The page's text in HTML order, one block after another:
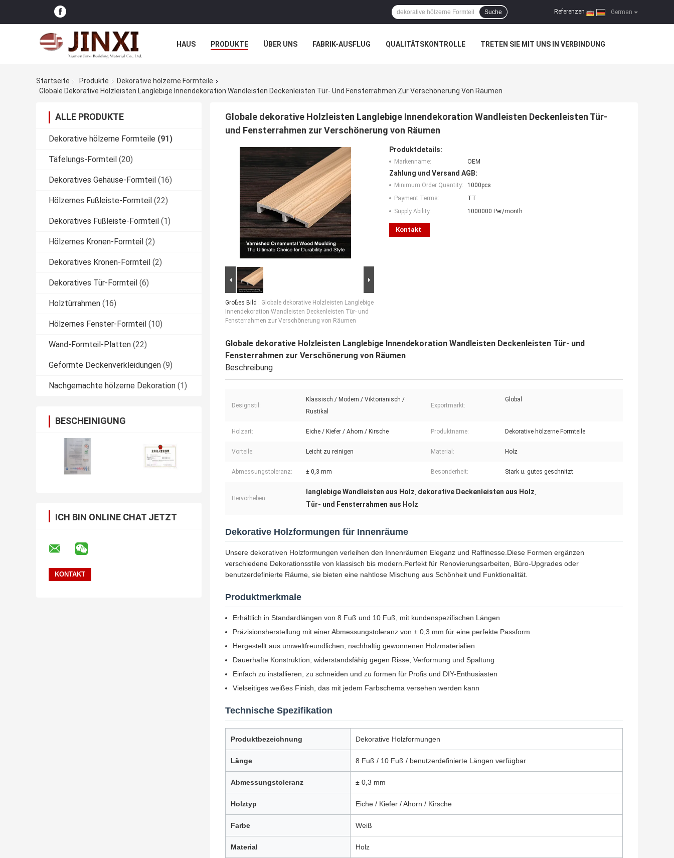
German
Referenzen |
Suche
HAUS PRODUKTE ÜBER UNS FABRIK-AUSFLUG QUALITÄTSKONTROLLE TRETEN SIE MIT UNS IN VERBINDUNG
Startseite
Produkte
Dekorative hölzerne Formteile
Globale Dekorative Holzleisten Langlebige Innendekoration Wandleisten Deckenleisten Tür- Und Fensterrahmen Zur Verschönerung Von Räumen
ALLE PRODUKTE
Dekorative hölzerne Formteile (91)
Täfelungs-Formteil (20)
Dekoratives Gehäuse-Formteil (16)
Hölzernes Fußleiste-Formteil (22)
Dekoratives Fußleiste-Formteil (1)
Hölzernes Kronen-Formteil (2)
Dekoratives Kronen-Formteil (2)
Dekoratives Tür-Formteil (6)
Holztürrahmen (16)
Hölzernes Fenster-Formteil (10)
Wand-Formteil-Platten (22)
Geformte Deckenverkleidungen (9)
Nachgemachte hölzerne Dekoration (1)
BESCHEINIGUNG
ICH BIN ONLINE CHAT JETZT
Globale dekorative Holzleisten Langlebige Innendekoration Wandleisten Deckenleisten Tür-
und Fensterrahmen zur Verschönerung von Räumen
Großes Bild : Globale dekorative Holzleisten Langlebige
Innendekoration Wandleisten Deckenleisten Tür- und
Fensterrahmen zur Verschönerung von Räumen
Produktdetails:
Markenname: OEM
Zahlung und Versand AGB:
Minimum Order Quantity:
1000pcs
Payment Terms:
TT
Supply Ability:
1000000 Per/month
Kontakt
Globale dekorative Holzleisten Langlebige Innendekoration Wandleisten Deckenleisten Tür- und
Fensterrahmen zur Verschönerung von Räumen
Beschreibung
Designstil:
Klassisch / Modern / Viktorianisch /
Rustikal
Exportmarkt:
Global
Holzart: Eiche / Kiefer / Ahorn / Kirsche Produktname: Dekorative hölzerne Formteile
Vorteile: Leicht zu reinigen Material: Holz
Abmessungstoleranz: ± 0,3 mm Besonderheit: Stark u. gutes geschnitzt
Hervorheben:
langlebige Wandleisten aus Holz dekorative Deckenleisten aus Holz
Tür- und Fensterrahmen aus Holz
Dekorative Holzformungen für Innenräume
Unsere dekorativen Holzformungen verleihen den Innenräumen Eleganz und Raffinesse.Diese Formen ergänzen
verschiedene Dekorationsstile von klassisch bis modern.Perfekt für Renovierungsarbeiten, Büro-Upgrades oder
benutzerdefinierte Räume, sie bieten eine nahtlose Mischung aus Schönheit und Funktionalität.
Produktmerkmale
Erhältlich in Standardlängen von 8 Fuß und 10 Fuß, mit kundenspezifischen Längen
Präzisionsherstellung mit einer Abmessungstoleranz von ± 0,3 mm für eine perfekte Passform
Hergestellt aus umweltfreundlichen, nachhaltig gewonnenen Holzmaterialien
Dauerhafte Konstruktion, widerstandsfähig gegen Risse, Verformung und Spaltung
Einfach zu installieren, zu schneiden und zu formen für Profis und DIY-Enthusiasten
Vielseitiges weißes Finish, das mit jedem Farbschema versehen werden kann
Technische Spezifikation
Produktbezeichnung Dekorative Holzformungen
Länge 8 Fuß / 10 Fuß / benutzerdefinierte Längen verfügbar
Abmessungstoleranz ± 0,3 mm
Holztyp Eiche / Kiefer / Ahorn / Kirsche
Farbe Weiß
Material Holz